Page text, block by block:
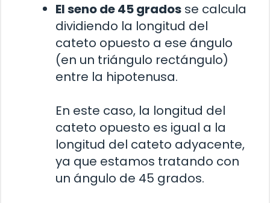
El seno de 45 grados se calcula
dividiendo la longitud del
cateto opuesto a ese ángulo
(en un triángulo rectángulo)
entre la hipotenusa.
En este caso, la longitud del
cateto opuesto es igual a la
longitud del cateto adyacente,
ya que estamos tratando con
un ángulo de 45 grados.